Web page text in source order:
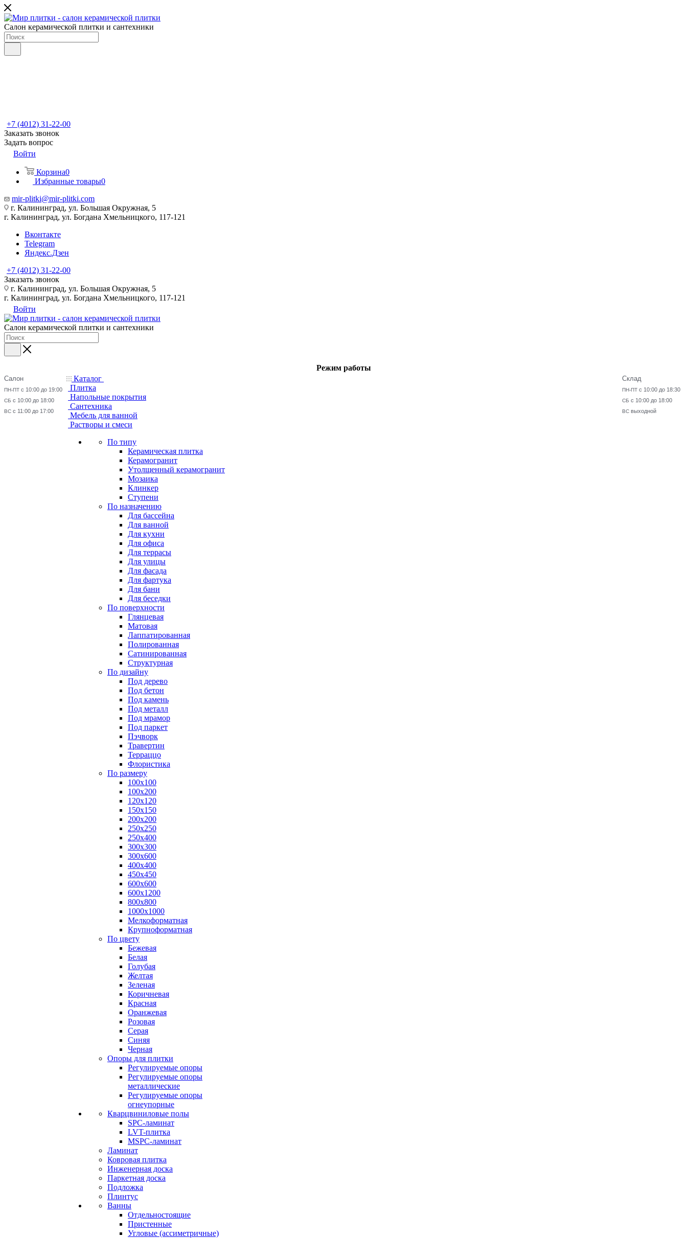
Салон керамической плитки и сантехники
+7 (4012) 31-22-00
Заказать звонок
Задать вопрос
Войти
Корзина0
Избранные товары0
mir-plitki@mir-plitki.com
г. Калининград, ул. Большая Окружная, 5
г. Калининград, ул. Богдана Хмельницкого, 117-121
Вконтакте
Telegram
Яндекс.Дзен
+7 (4012) 31-22-00
Заказать звонок
г. Калининград, ул. Большая Окружная, 5
г. Калининград, ул. Богдана Хмельницкого, 117-121
Войти
Салон керамической плитки и сантехники
Режим работы
Салон
ПН-ПТ с 10:00 до 19:00
СБ с 10:00 до 18:00
ВС с 11:00 до 17:00
Склад
ПН-ПТ с 10:00 до 18:30
СБ с 10:00 до 18:00
ВС выходной
Каталог
Плитка
Напольные покрытия
Сантехника
Мебель для ванной
Растворы и смеси
По типу
Керамическая плитка
Керамогранит
Утолщенный керамогранит
Мозаика
Клинкер
Ступени
По назначению
Для бассейна
Для ванной
Для кухни
Для офиса
Для террасы
Для улицы
Для фасада
Для фартука
Для бани
Для беседки
По поверхности
Глянцевая
Матовая
Лаппатированная
Полированная
Сатинированная
Структурная
По дизайну
Под дерево
Под бетон
Под камень
Под металл
Под мрамор
Под паркет
Пэчворк
Травертин
Терраццо
Флористика
По размеру
100х100
100х200
120х120
150х150
200х200
250х250
250х400
300х300
300х600
400х400
450х450
600х600
600х1200
800х800
1000х1000
Мелкоформатная
Крупноформатная
По цвету
Бежевая
Белая
Голубая
Желтая
Зеленая
Коричневая
Красная
Оранжевая
Розовая
Серая
Синяя
Черная
Опоры для плитки
Регулируемые опоры
Регулируемые опоры
металлические
Регулируемые опоры
огнеупорные
Кварцвиниловые полы
SPC-ламинат
LVT-плитка
MSPC-ламинат
Ламинат
Ковровая плитка
Инженерная доска
Паркетная доска
Подложка
Плинтус
Ванны
Отдельностоящие
Пристенные
Угловые (ассиметричные)